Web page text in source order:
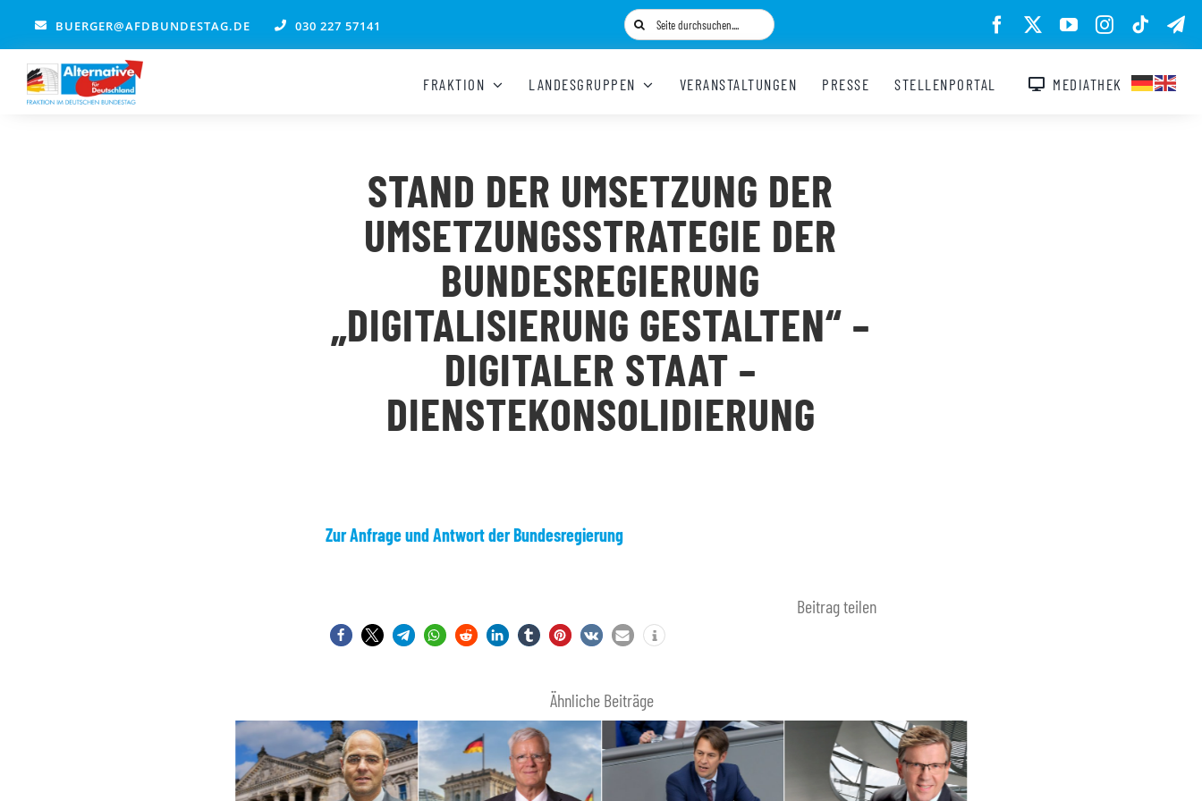
springen
BUERGER@AFDBUNDESTAG.DE 030 227 57141
Suche
nach:
FRAKTION LANDESGRUPPEN VERANSTALTUNGEN PRESSE STELLENPORTAL MEDIATHEK
STAND DER UMSETZUNG DER
UMSETZUNGSSTRATEGIE DER
BUNDESREGIERUNG
„DIGITALISIERUNG GESTALTEN“ –
DIGITALER STAAT –
DIENSTEKONSOLIDIERUNG
Zur Anfrage und Antwort der Bundesregierung
Beitrag teilen
Ähnliche Beiträge